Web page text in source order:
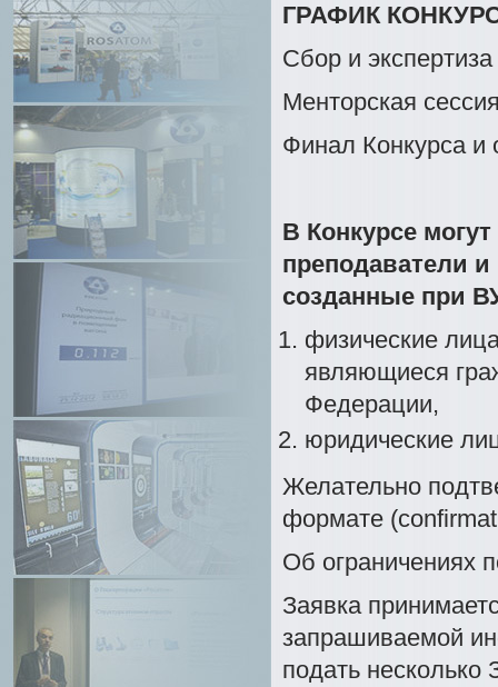
ГРАФИК
Сбор и
Менторская
Финал Конкурса и
В Конкурсе
преподаватели
созданные при
физические
являющиеся
Федерации,
юридические
Желательно
формате
Об ограничениях
Заявка
запрашиваемой
подать несколько